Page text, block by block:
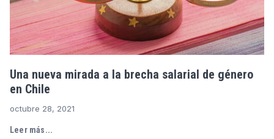
Una nueva mirada a la brecha salarial de género
en Chile
octubre 28, 2021
Leer más...